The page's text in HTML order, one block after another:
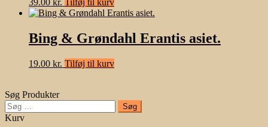
39.00 kr. Tilføj til kurv
Bing & Grøndahl Erantis asiet.
19.00 kr. Tilføj til kurv
Søg Produkter
Søg
efter:
Kurv